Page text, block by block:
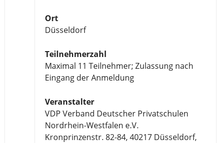
Ort
Düsseldorf
Teilnehmerzahl
Maximal 11 Teilnehmer; Zulassung nach
Eingang der Anmeldung
Veranstalter
VDP Verband Deutscher Privatschulen
Nordrhein-Westfalen e.V.
Kronprinzenstr. 82-84, 40217 Düsseldorf,